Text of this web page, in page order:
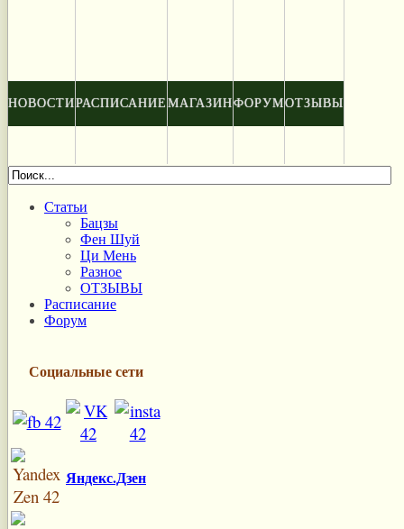
НОВОСТИРАСПИСАНИЕ МАГАЗИНФОРУМОТЗЫВЫ
Статьи
Бацзы
Фен Шуй
Ци Мень
Разное
ОТЗЫВЫ
Расписание
Форум
Социальные сети
Яндекс.Дзен